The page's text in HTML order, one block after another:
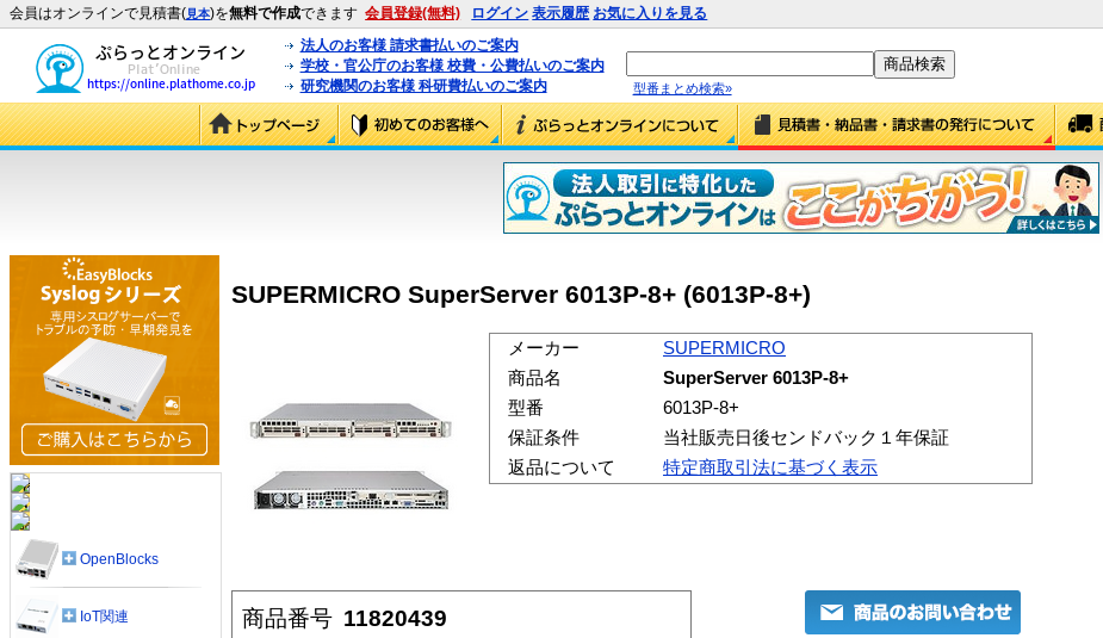
会員はオンラインで見積書(見本)を無料で作成できます 会員登録(無料) ログイン 表示履歴 お気に入りを見る
法人のお客様 請求書払いのご案内
学校・官公庁のお客様 校費・公費払いのご案内
研究機関のお客様 科研費払いのご案内
型番まとめ検索»
SUPERMICRO SuperServer 6013P-8+ (6013P-8+)
メーカー
SUPERMICRO
商品名
SuperServer 6013P-8+
型番
6013P-8+
保証条件
当社販売日後センドバック１年保証
返品について
特定商取引法に基づく表示
商品番号 11820439
OpenBlocks
IoT関連